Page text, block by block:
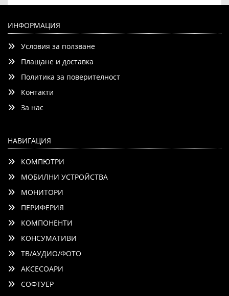
ИНФОРМАЦИЯ
Условия за ползване
Плащане и доставка
Политика за поверителност
Контакти
За нас
НАВИГАЦИЯ
КОМПЮТРИ
МОБИЛНИ УСТРОЙСТВА
МОНИТОРИ
ПЕРИФЕРИЯ
КОМПОНЕНТИ
КОНСУМАТИВИ
ТВ/АУДИО/ФОТО
АКСЕСОАРИ
СОФТУЕР